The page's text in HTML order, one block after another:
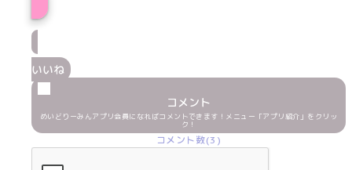
いいね
コメント
めいどりーみんアプリ会員になればコメントできます！メニュー「アプリ紹介」をクリッ
ク！
コメント数(3)